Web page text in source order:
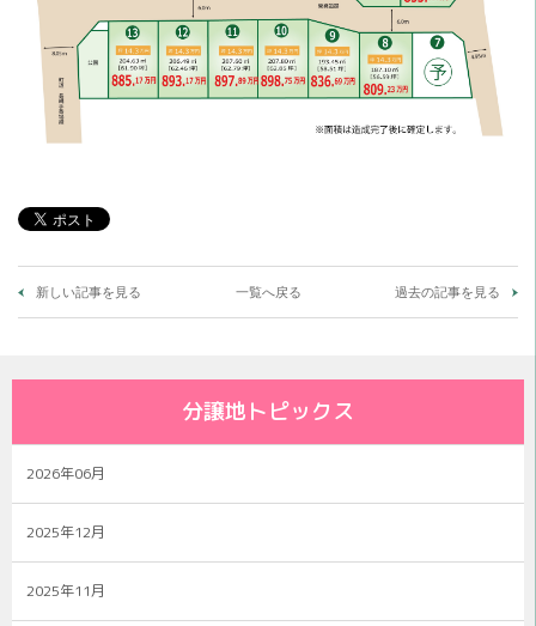
新しい記事を見る 一覧へ戻る 過去の記事を見る
分譲地トピックス
2026年06月
2025年12月
2025年11月